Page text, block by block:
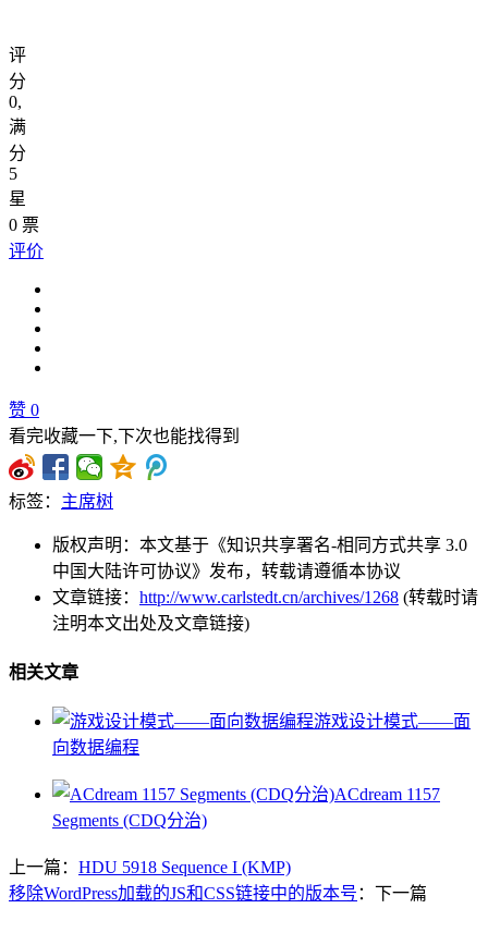
评
分
0,
满
分
5
星
0 票
评价
赞 0
看完收藏一下,下次也能找得到
标签： 主席树
版权声明：本文基于《知识共享署名-相同方式共享 3.0
中国大陆许可协议》发布，转载请遵循本协议
文章链接： http://www.carlstedt.cn/archives/1268 (转载时请
注明本文出处及文章链接)
相关文章
游戏设计模式——面
向数据编程
ACdream 1157
Segments (CDQ分治)
上一篇： HDU 5918 Sequence I (KMP)
移除WordPress加载的JS和CSS链接中的版本号 ：下一篇